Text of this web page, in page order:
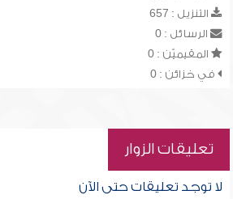
التنزيل : 657
الرسائل : 0
المقيميّن : 0
في خزائن : 0
تعليقات الزوار
لا توجد تعليقات حتى الآن